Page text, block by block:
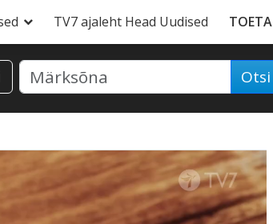
TV7 ajaleht Head Uudised TOETA
Otsi